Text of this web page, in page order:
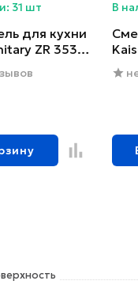
31 шт
для кухни
ZR 353
В